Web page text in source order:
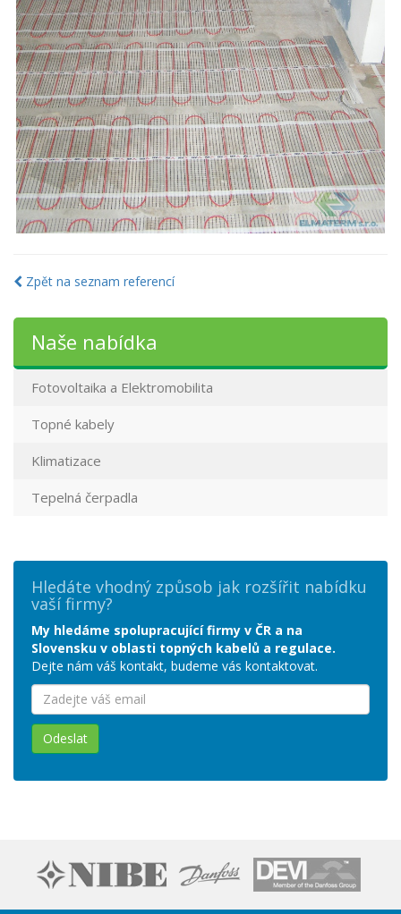
Zpět na seznam referencí
Naše nabídka
Fotovoltaika a Elektromobilita
Topné kabely
Klimatizace
Tepelná čerpadla
Hledáte vhodný způsob jak rozšířit nabídku
vaší firmy?
My hledáme spolupracující firmy v ČR a na
Slovensku v oblasti topných kabelů a regulace.
Dejte nám váš kontakt, budeme vás kontaktovat.
Odeslat